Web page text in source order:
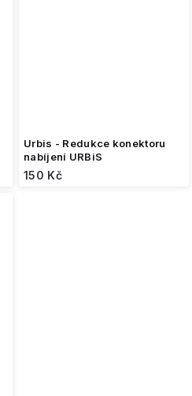
Urbis - Redukce konektoru
nabíjení URBiS
150 Kč